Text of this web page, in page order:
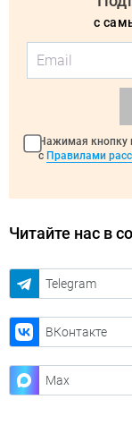
с
Нажимая кнопку
с Правилами
Читайте нас в
Telegram
ВКонтакте
Max